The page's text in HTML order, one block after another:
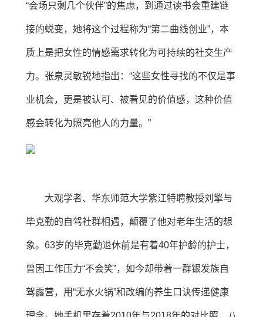
“会场只剩几个伙伴”的焦虑，到通过读书会重建链
接的蜕变，她将这个过程称为“第二曲线创业”，本
质上是把女性的情感需求转化为可持续的社交生产
力。张泉灵敏锐地指出：“这些女性寻找的不仅是事
业机会，更是被认可、被看见的价值感，这种价值
感会转化为照亮他人的力量。”
大观学者、华东师范大学紫江特聘教授刘擎与
毕克勤的自驾社群相遇，颠覆了他对老年生活的想
象。63岁的毕克勤退休前是有着40年护龄的护士，
曾因工作压力“不会笑”，如今却带着一群银发族自
驾露营，用“无水火锅”和改编的养生口诀传递健康